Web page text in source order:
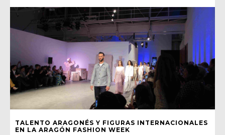
TALENTO ARAGONÉS Y FIGURAS INTERNACIONALES
EN LA ARAGÓN FASHION WEEK